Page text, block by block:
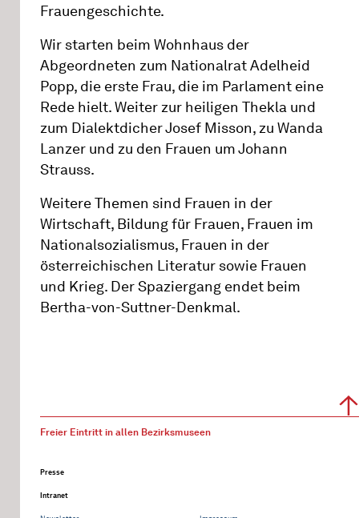
Frauengeschichte.
Wir starten beim Wohnhaus der
Abgeordneten zum Nationalrat Adelheid
Popp, die erste Frau, die im Parlament eine
Rede hielt. Weiter zur heiligen Thekla und
zum Dialektdicher Josef Misson, zu Wanda
Lanzer und zu den Frauen um Johann
Strauss.
Weitere Themen sind Frauen in der
Wirtschaft, Bildung für Frauen, Frauen im
Nationalsozialismus, Frauen in der
österreichischen Literatur sowie Frauen
und Krieg. Der Spaziergang endet beim
Bertha-von-Suttner-Denkmal.
Freier Eintritt in allen Bezirksmuseen
Presse
Intranet